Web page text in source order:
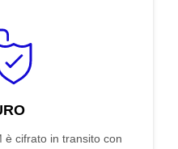
è cifrato in transito con